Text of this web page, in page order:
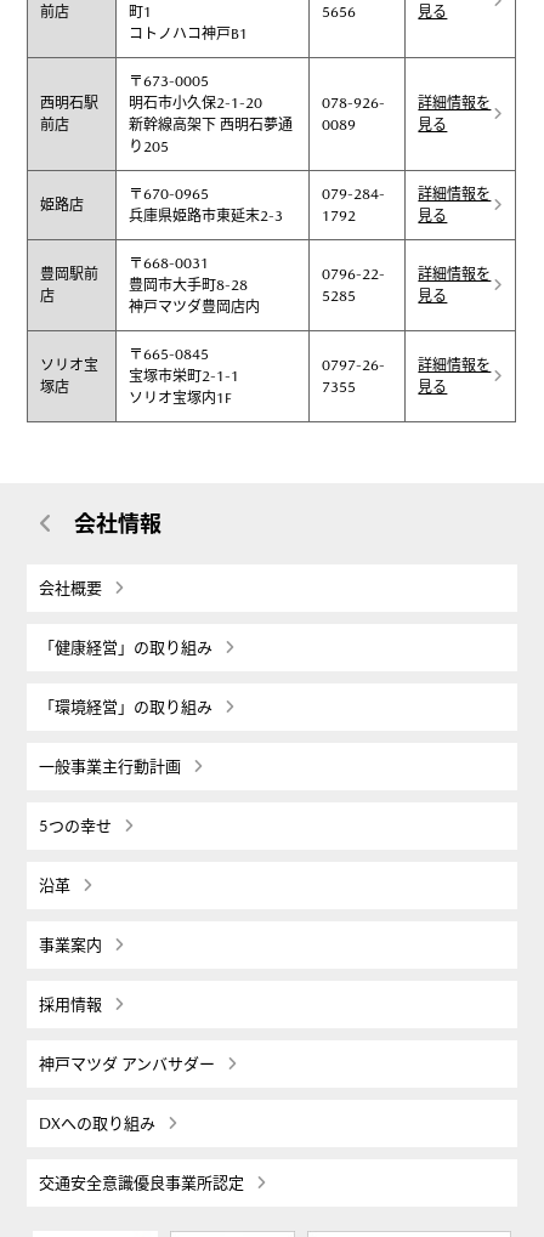
前店
町1
コトノハコ神戸B1
5656
見る
西明石駅
前店
〒673-0005
明石市小久保2-1-20
新幹線高架下 西明石夢通
り205
078-926-
0089
詳細情報を
見る
姫路店
〒670-0965
兵庫県姫路市東延末2-3
079-284-
1792
詳細情報を
見る
豊岡駅前
店
〒668-0031
豊岡市大手町8-28
神戸マツダ豊岡店内
0796-22-
5285
詳細情報を
見る
ソリオ宝
塚店
〒665-0845
宝塚市栄町2-1-1
ソリオ宝塚内1F
0797-26-
7355
詳細情報を
見る
会社情報
会社概要
「健康経営」の取り組み
「環境経営」の取り組み
一般事業主行動計画
5つの幸せ
沿革
事業案内
採用情報
神戸マツダ アンバサダー
DXへの取り組み
交通安全意識優良事業所認定